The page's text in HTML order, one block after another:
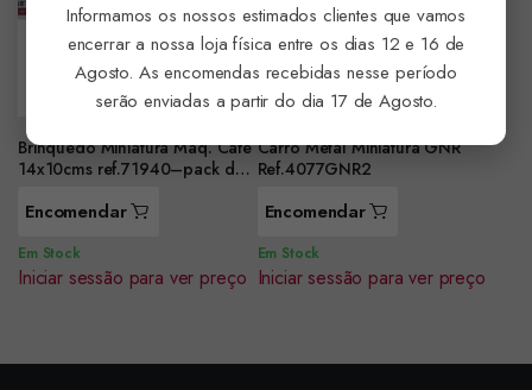
Brinquedo Miniatura Maq. Cafe
14x10cms ref.71940–pack de
Encomendar
Em Stock
Iniciar sessão para ver preço
Carro Metal Miniatura GNR
Ref.4077GNR2
Encomendar
Em Stock
Iniciar sessão para ver preço
Informamos os nossos estimados clientes que vamos
encerrar a nossa loja física entre os dias 12 e 16 de
Agosto. As encomendas recebidas nesse período
serão enviadas a partir do dia 17 de Agosto.